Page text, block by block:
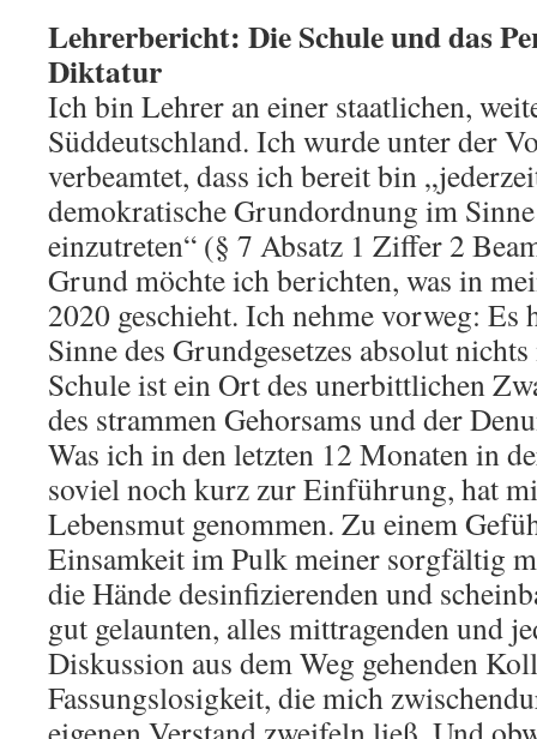
Lehrerbericht: Die Schule und das
Diktatur
Ich bin Lehrer an einer staatlichen,
Süddeutschland. Ich wurde unter der
verbeamtet, dass ich bereit bin
demokratische Grundordnung im
einzutreten“ (§ 7 Absatz 1 Ziffer 2
Grund möchte ich berichten, was in
2020 geschieht. Ich nehme vorweg:
Sinne des Grundgesetzes absolut
Schule ist ein Ort des unerbittlichen
des strammen Gehorsams und der
Was ich in den letzten 12 Monaten in
soviel noch kurz zur Einführung, hat
Lebensmut genommen. Zu einem
Einsamkeit im Pulk meiner sorgfältig
die Hände desinfizierenden und
gut gelaunten, alles mittragenden und
Diskussion aus dem Weg gehenden
Fassungslosigkeit, die mich